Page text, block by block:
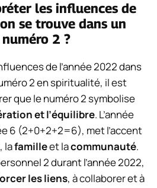
les influences de
se trouve dans un
2 ?
de l’année 2022 dans
2 en spiritualité, il est
que le numéro 2 symbolise
et l’équilibre. L’année
6 (2+0+2+2=6), met l’accent
, lafamilleet lacommunauté.
2 durant l’année 2022,
les liens, à collaborer et à